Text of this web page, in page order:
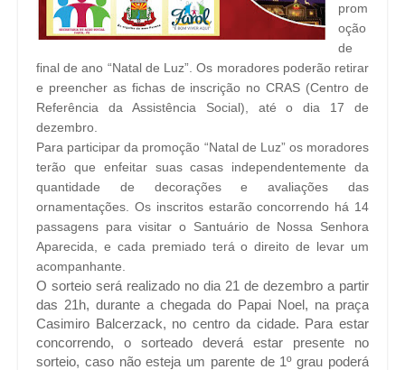
prom
oção
de
final de ano “Natal de Luz”. Os moradores poderão retirar
e preencher as fichas de inscrição no CRAS (Centro de
Referência da Assistência Social), até o dia 17 de
dezembro.
Para participar da promoção “Natal de Luz” os moradores
terão que enfeitar suas casas independentemente da
quantidade de decorações e avaliações das
ornamentações. Os inscritos estarão concorrendo há 14
passagens para visitar o Santuário de Nossa Senhora
Aparecida, e cada premiado terá o direito de levar um
acompanhante.
O sorteio será realizado no dia 21 de dezembro a partir
das 21h, durante a chegada do Papai Noel, na praça
Casimiro Balcerzack, no centro da cidade. Para estar
concorrendo, o sorteado deverá estar presente no
sorteio, caso não esteja um parente de 1º grau poderá